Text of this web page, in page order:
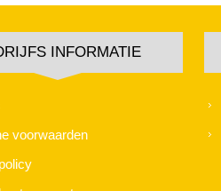
INFORMATIE
voorwaarden